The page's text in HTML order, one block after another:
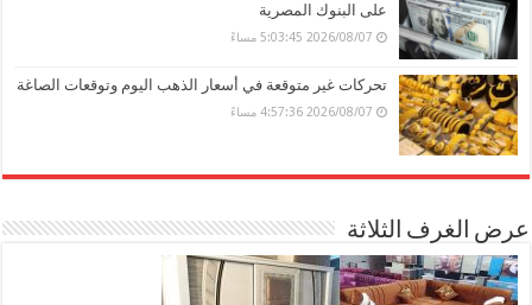
على البنوك المصرية
2026/08/07 5:03:45 مساءً
تحركات غير متوقعة في أسعار الذهب اليوم وتوقعات الصاغة
2026/08/07 4:57:36 مساءً
عرض الغرف الثلاثة